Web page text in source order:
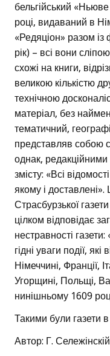
бельгійський
році, видаваний в
«Редяціон» разом із
рік) – всі вони
схожі на книги,
великою кількістю
технічною
матеріал, без
тематичний,
представляв собою
однак,
змісту: «Всі
якому і
Страсбурзької
цілком відповідає
нестравності
гідні уваги події,
Німеччині, Франції,
Угорщині, Польщі,
нинішньому 1609
Такими були газети
Автор: Г.